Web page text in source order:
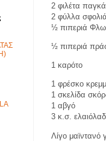
2 φιλέτα
2 φύλλα
½ πιπεριά
½ πιπεριά
1 καρότο
1 φρέσκο
1 σκελίδα
1 αβγό
3 κ.σ.
Λίγο μαϊντανό